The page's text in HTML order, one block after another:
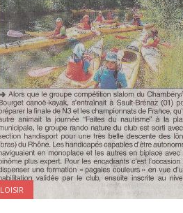
LOISIR